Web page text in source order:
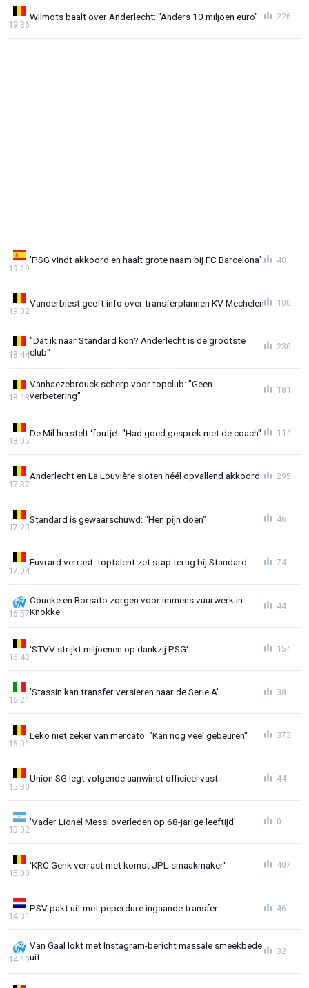
Wilmots baalt over Anderlecht: "Anders 10 miljoen euro"
19:36
226
'PSG vindt akkoord en haalt grote naam bij FC Barcelona'
19:19
40
Vanderbiest geeft info over transferplannen KV Mechelen
19:02
100
"Dat ik naar Standard kon? Anderlecht is de grootste
club"
18:44
230
Vanhaezebrouck scherp voor topclub: "Geen
verbetering"
18:18
181
De Mil herstelt ‘foutje’: "Had goed gesprek met de coach"
18:05
114
Anderlecht en La Louvière sloten héél opvallend akkoord
17:37
295
Standard is gewaarschuwd: "Hen pijn doen"
17:23
46
Euvrard verrast: toptalent zet stap terug bij Standard
17:04
74
Coucke en Borsato zorgen voor immens vuurwerk in
Knokke
16:57
44
'STVV strijkt miljoenen op dankzij PSG'
16:43
154
'Stassin kan transfer versieren naar de Serie A'
16:21
38
Leko niet zeker van mercato: "Kan nog veel gebeuren"
16:01
373
Union SG legt volgende aanwinst officieel vast
15:30
44
'Vader Lionel Messi overleden op 68-jarige leeftijd'
15:02
0
'KRC Genk verrast met komst JPL-smaakmaker'
15:00
407
PSV pakt uit met peperdure ingaande transfer
14:31
46
Van Gaal lokt met Instagram-bericht massale smeekbede
uit
14:10
32